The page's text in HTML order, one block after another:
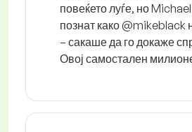
повеќето луѓе, но
познат како @mikeblack
– сакаше да го докаже
Овој самостален